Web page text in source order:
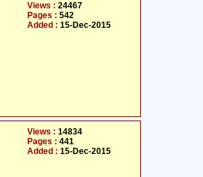
Views : 24467
Pages : 542
Added : 15-Dec-2015
Views : 14834
Pages : 441
Added : 15-Dec-2015